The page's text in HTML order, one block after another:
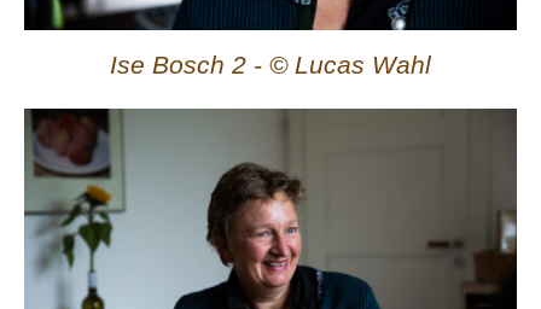
Ise Bosch 2 - © Lucas Wahl